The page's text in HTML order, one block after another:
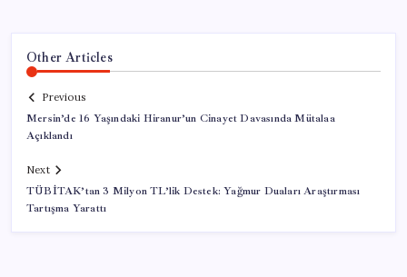
Other Articles
Previous
Mersin’de 16 Yaşındaki Hiranur’un Cinayet Davasında Mütalaa
Açıklandı
Next
TÜBİTAK’tan 3 Milyon TL’lik Destek: Yağmur Duaları Araştırması
Tartışma Yarattı